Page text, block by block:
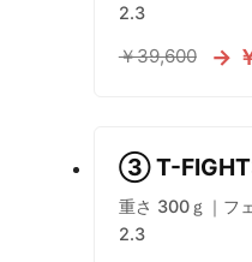
2.3
￥39,600 →
③ T-
重さ 300ｇ｜フ
2.3